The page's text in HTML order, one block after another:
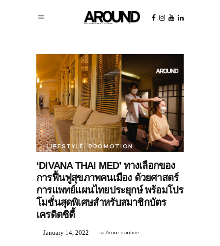
LIFESTYLE,PROMOTION
‘DIVANA THAI MED’ ทางเลือกของ
การฟื้นฟูสุขภาพคนเมือง ด้วยศาสตร์
การแพทย์แผนไทยประยุกษ์ พร้อมโปร
โมชั่นสุดพิเศษสำหรับสมาชิกบัตร
เครดิตซิตี้
byAroundonline
January 14, 2022